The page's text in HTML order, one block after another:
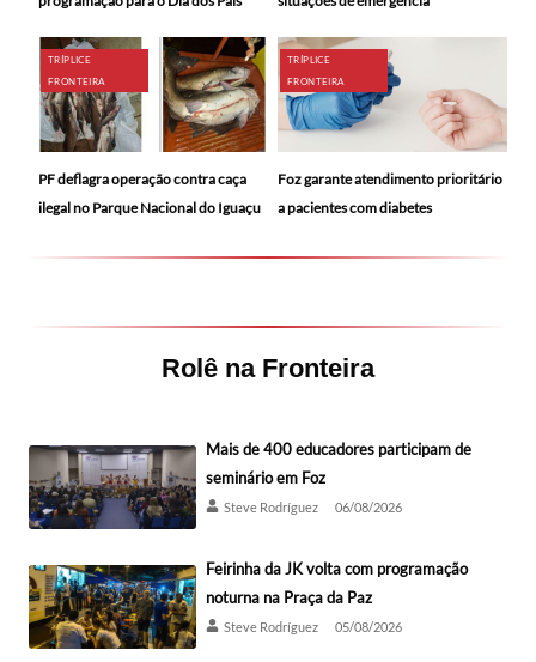
TRÍPLICE
FRONTEIRA
PF deflagra operação contra caça
ilegal no Parque Nacional do Iguaçu
TRÍPLICE
FRONTEIRA
Foz garante atendimento prioritário
a pacientes com diabetes
Rolê na Fronteira
Mais de 400 educadores participam de
seminário em Foz
Steve Rodríguez 06/08/2026
Feirinha da JK volta com programação
noturna na Praça da Paz
Steve Rodríguez 05/08/2026